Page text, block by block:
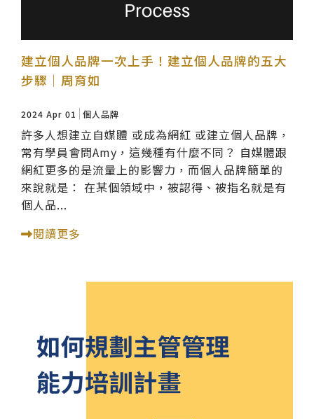
建立個人品牌一次上手！建立個人品牌的五大
步驟｜周育如
2024 Apr 01 個人品牌
許多人想建立自媒體 或成為網紅 或建立個人品牌，
常有學員會問Amy，這幾種有什麼不同？ 自媒體跟
網紅更多的是流量上的影響力，而個人品牌簡單的
來說就是： 在某個領域中，被認得、被指名就是有
個人品...
閱讀更多